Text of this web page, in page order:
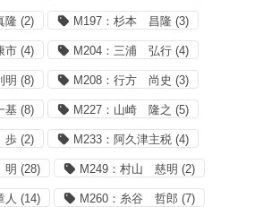
隆 (2) M197：杉本 昌隆 (3)
市 (4) M204：三浦 弘行 (4)
明 (8) M208：行方 尚史 (3)
基 (8) M227：山崎 隆之 (5)
歩 (2) M233：阿久津主税 (4)
(28) M249：村山 慈明 (2)
人 (14) M260：糸谷 哲郎 (7)